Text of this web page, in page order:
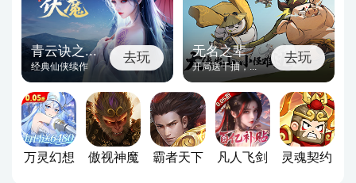
青云诀之...
经典仙侠续作
去玩 无名之辈
开局送千抽，...
去玩
万灵幻想 傲视神魔 霸者天下 凡人飞剑 灵魂契约